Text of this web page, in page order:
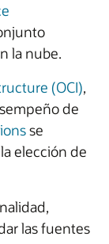
la nube.
(OCI),
de
se
elección de
las fuentes